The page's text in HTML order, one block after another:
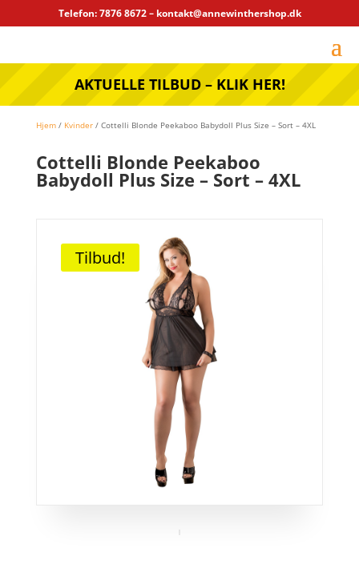
Telefon: 7876 8672 – kontakt@annewinthershop.dk
AKTUELLE TILBUD – KLIK HER!
Hjem/ Kvinder/ Cottelli Blonde Peekaboo Babydoll Plus Size – Sort – 4XL
Cottelli Blonde Peekaboo
Babydoll Plus Size – Sort – 4XL
Tilbud!